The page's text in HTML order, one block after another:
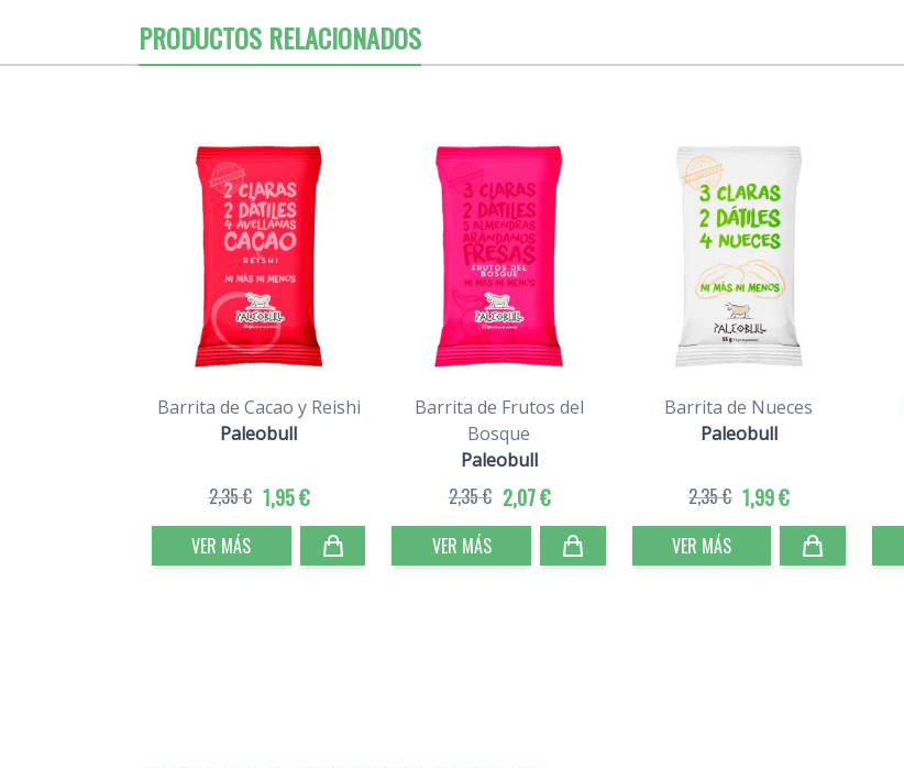
PRODUCTOS RELACIONADOS
Barrita de Cacao y Reishi
Paleobull
1,95 €
2,35 €
VER MÁS
Barrita de Frutos del
Bosque
Paleobull
2,07 €
2,35 €
VER MÁS
Barrita de Nueces
Paleobull
1,99 €
2,35 €
VER MÁS